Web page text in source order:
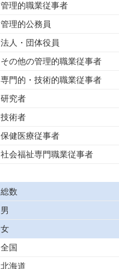
管理的職業従事者
管理的公務員
法人・団体役員
その他の管理的職業従事者
専門的・技術的職業従事者
研究者
技術者
保健医療従事者
社会福祉専門職業従事者
総数
男
女
全国
北海道